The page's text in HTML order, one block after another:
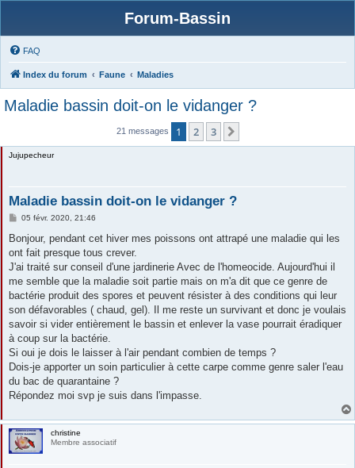
Forum-Bassin
FAQ
Index du forum Faune Maladies
Maladie bassin doit-on le vidanger ?
21 messages 1 2 3
Jujupecheur
Maladie bassin doit-on le vidanger ?
M
s
a
g
05 févr. 2020, 21:46
Bonjour, pendant cet hiver mes poissons ont attrapé une maladie qui les
ont fait presque tous crever.
J'ai traité sur conseil d'une jardinerie Avec de l'homeocide. Aujourd'hui il
me semble que la maladie soit partie mais on m'a dit que ce genre de
bactérie produit des spores et peuvent résister à des conditions qui leur
son défavorables ( chaud, gel). Il me reste un survivant et donc je voulais
savoir si vider entièrement le bassin et enlever la vase pourrait éradiquer
à coup sur la bactérie.
Si oui je dois le laisser à l'air pendant combien de temps ?
Dois-je apporter un soin particulier à cette carpe comme genre saler l'eau
du bac de quarantaine ?
Répondez moi svp je suis dans l'impasse.
christine
Membre associatif